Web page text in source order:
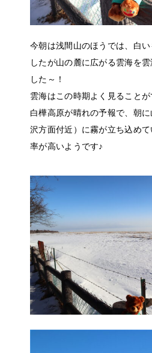
今朝は浅間山のほうでは、白
したが山の麓に広がる雲海を
した～！
雲海はこの時期よく見ることが
白樺高原が晴れの予報で、朝
沢方面付近）に霧が立ち込め
率が高いようです♪